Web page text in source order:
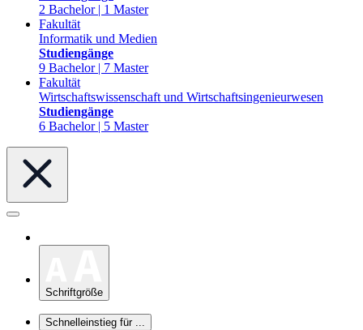
2 Bachelor | 1 Master
Fakultät
Informatik und Medien
Studiengänge
9 Bachelor | 7 Master
Fakultät
Wirtschaftswissenschaft und Wirtschaftsingenieurwesen
Studiengänge
6 Bachelor | 5 Master
Schriftgröße
Schnelleinstieg für ...